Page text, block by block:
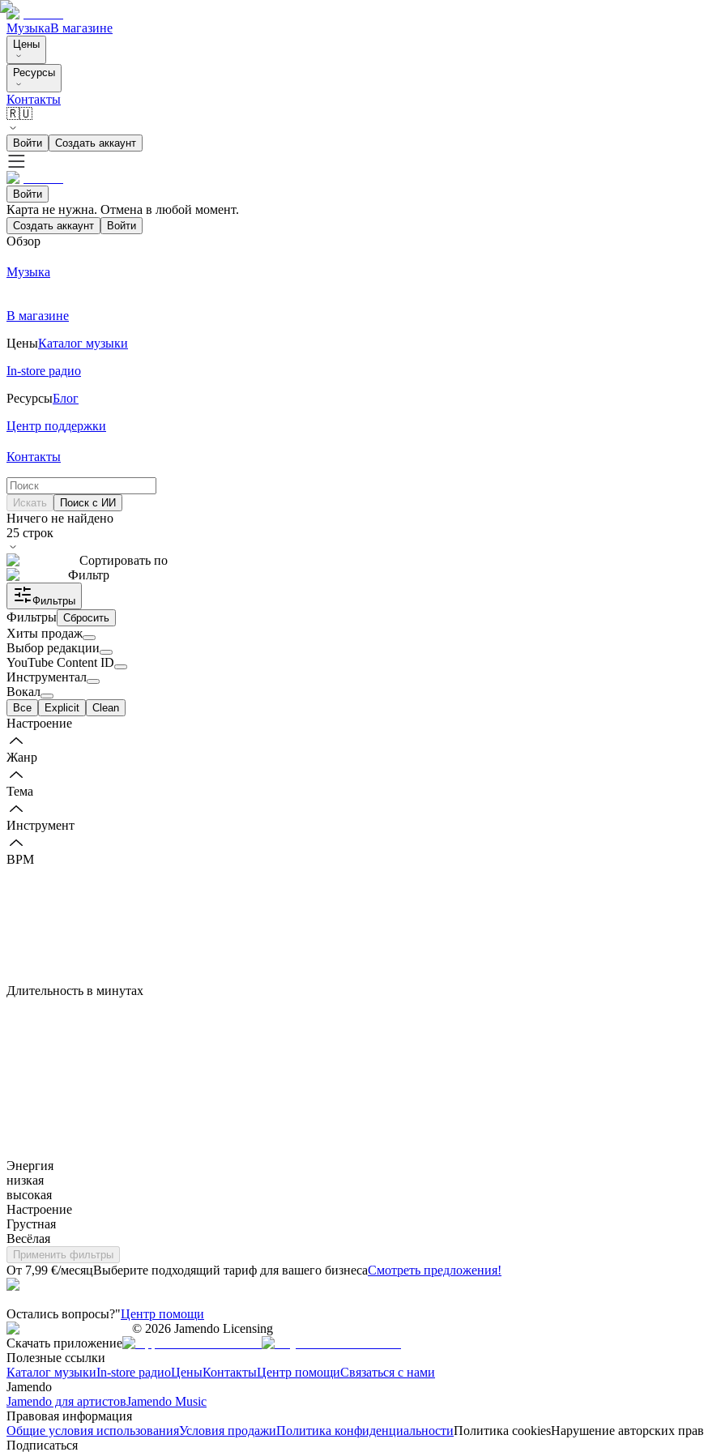
МузыкаВ магазине
Цены
Ресурсы
Контакты
🇷🇺
Войти Создать аккаунт
Войти
Карта не нужна. Отмена в любой момент.
Создать аккаунт Войти
Обзор
Музыка
В магазине
ЦеныКаталог музыки
In-store радио
РесурсыБлог
Центр поддержки
Контакты
Искать Поиск с ИИ
Ничего не найдено
25 строк
Сортировать по
Фильтр
Фильтры
Фильтры Сбросить
Хиты продаж
Выбор редакции
YouTube Content ID
Инструментал
Вокал
Все Explicit Clean
Настроение
Жанр
Тема
Инструмент
BPM
Длительность в минутах
Энергия
низкая
высокая
Настроение
Грустная
Весёлая
Применить фильтры
От 7,99 €/месяцВыберите подходящий тариф для вашего бизнесаСмотреть предложения!
Остались вопросы?"Центр помощи
© 2026 Jamendo Licensing
Скачать приложение
Полезные ссылки
Каталог музыкиIn-store радиоЦеныКонтактыЦентр помощиСвязаться с нами
Jamendo
Jamendo для артистовJamendo Music
Правовая информация
Общие условия использованияУсловия продажиПолитика конфиденциальностиПолитика cookiesНарушение авторских прав
Подписаться